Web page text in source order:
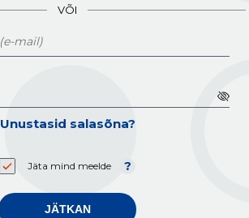
VÕI
Unustasid salasõna?
Jäta mind meelde
JÄTKAN